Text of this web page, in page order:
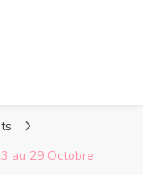
au 29 Octobre